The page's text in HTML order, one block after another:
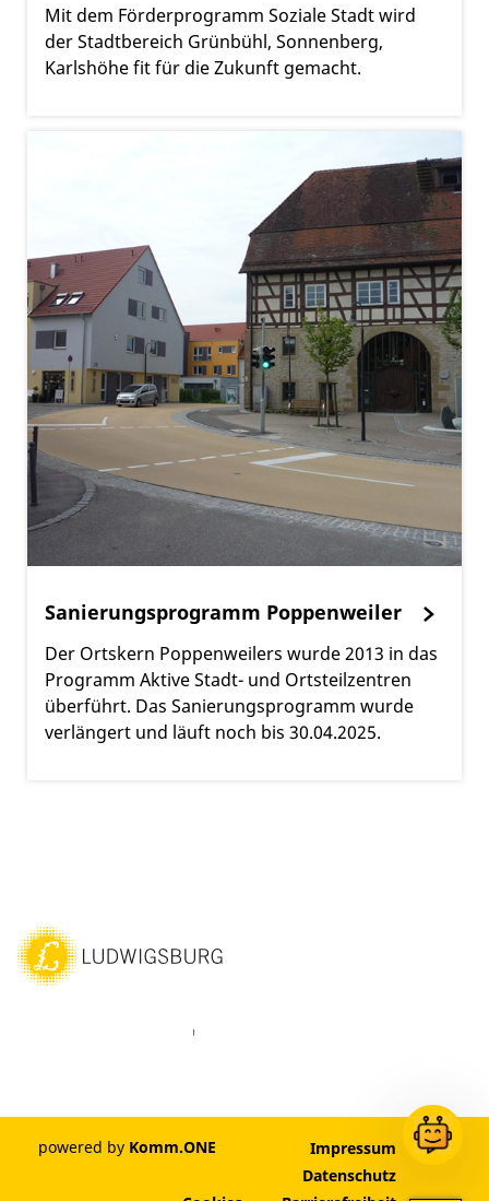
Mit dem Förderprogramm Soziale Stadt wird
der Stadtbereich Grünbühl, Sonnenberg,
Karlshöhe fit für die Zukunft gemacht.
Sanierungsprogramm Poppenweiler
Der Ortskern Poppenweilers wurde 2013 in das
Programm Aktive Stadt- und Ortsteilzentren
überführt. Das Sanierungsprogramm wurde
verlängert und läuft noch bis 30.04.2025.
LinkedIn
powered by Komm.ONE
Impressum
Datenschutz